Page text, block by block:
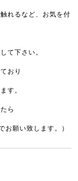
れるなど、お気を付
て下さい。
おり
す。
ら
願い致します。）